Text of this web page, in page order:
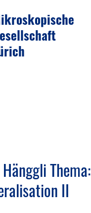
Thema:
II